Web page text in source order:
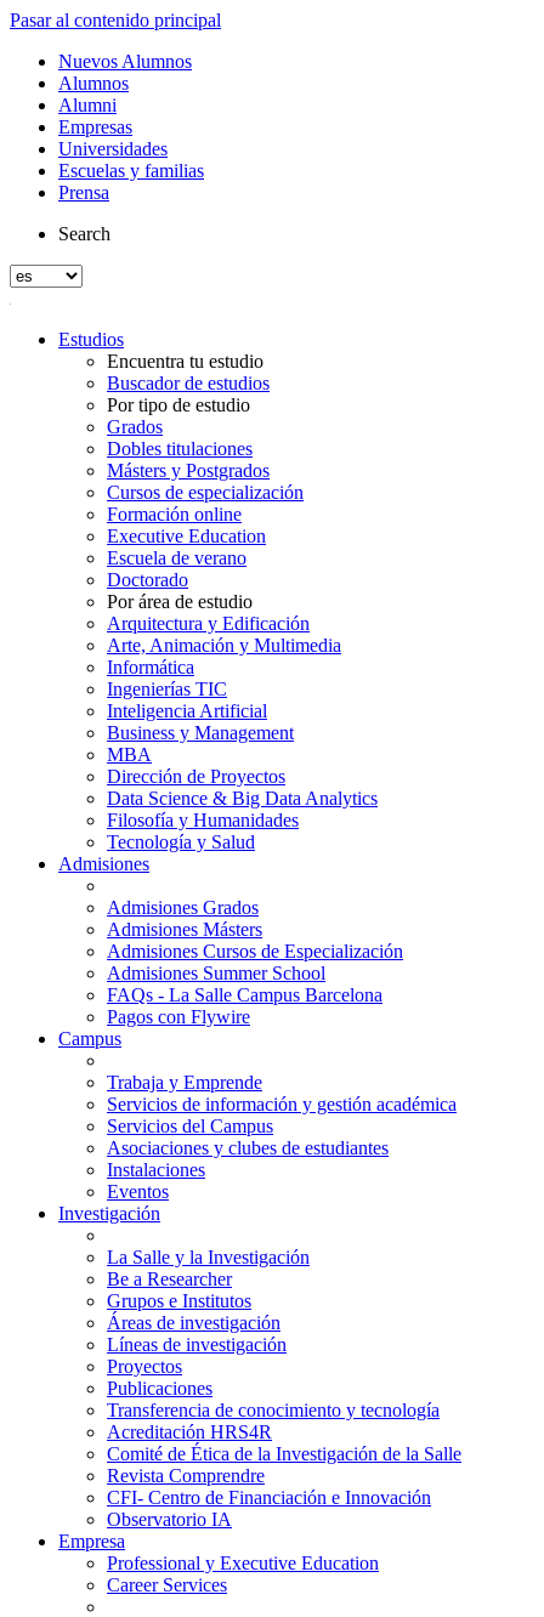
Pasar al contenido principal
Nuevos Alumnos
Alumnos
Alumni
Empresas
Universidades
Escuelas y familias
Prensa
Search
Estudios
Encuentra tu estudio
Buscador de estudios
Por tipo de estudio
Grados
Dobles titulaciones
Másters y Postgrados
Cursos de especialización
Formación online
Executive Education
Escuela de verano
Doctorado
Por área de estudio
Arquitectura y Edificación
Arte, Animación y Multimedia
Informática
Ingenierías TIC
Inteligencia Artificial
Business y Management
MBA
Dirección de Proyectos
Data Science & Big Data Analytics
Filosofía y Humanidades
Tecnología y Salud
Admisiones
Admisiones Grados
Admisiones Másters
Admisiones Cursos de Especialización
Admisiones Summer School
FAQs - La Salle Campus Barcelona
Pagos con Flywire
Campus
Trabaja y Emprende
Servicios de información y gestión académica
Servicios del Campus
Asociaciones y clubes de estudiantes
Instalaciones
Eventos
Investigación
La Salle y la Investigación
Be a Researcher
Grupos e Institutos
Áreas de investigación
Líneas de investigación
Proyectos
Publicaciones
Transferencia de conocimiento y tecnología
Acreditación HRS4R
Comité de Ética de la Investigación de la Salle
Revista Comprendre
CFI- Centro de Financiación e Innovación
Observatorio IA
Empresa
Professional y Executive Education
Career Services